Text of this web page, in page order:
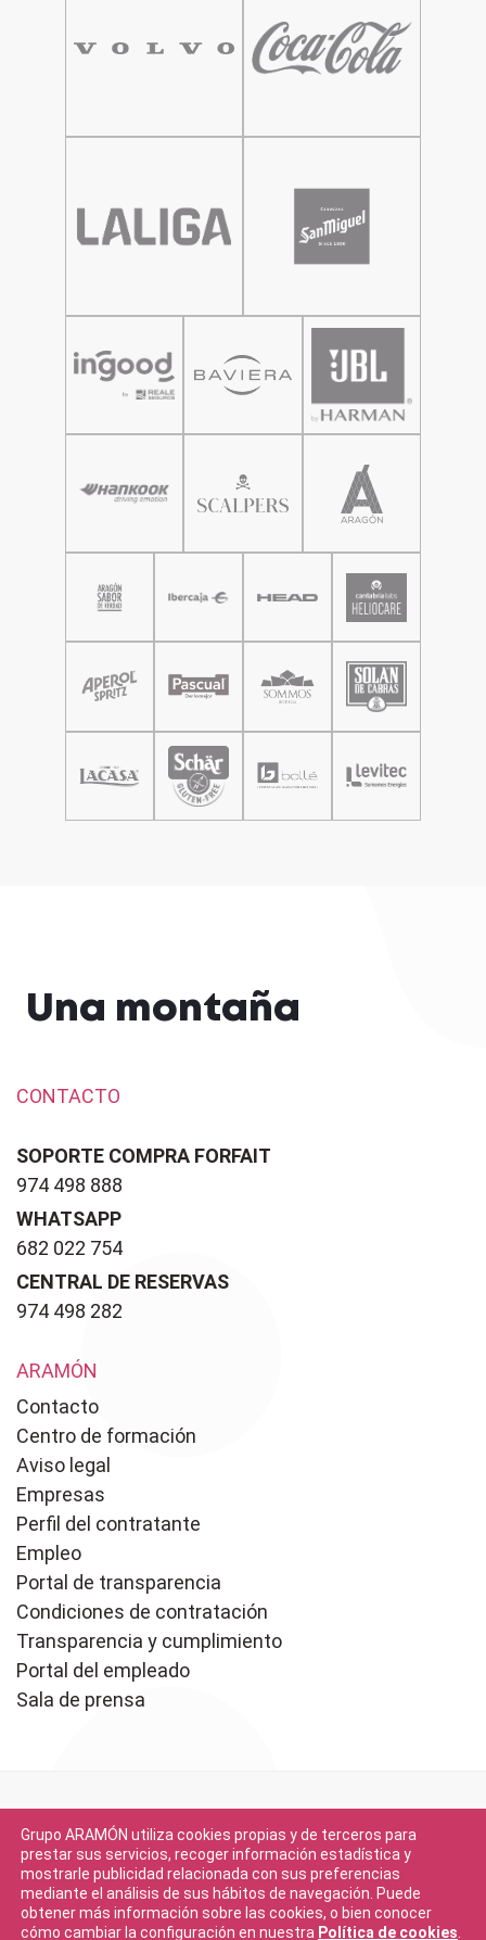
Una montaña
CONTACTO
SOPORTE COMPRA FORFAIT
974 498 888
WHATSAPP
682 022 754
CENTRAL DE RESERVAS
974 498 282
ARAMÓN
Contacto
Centro de formación
Aviso legal
Empresas
Perfil del contratante
Empleo
Portal de transparencia
Condiciones de contratación
Transparencia y cumplimiento
Portal del empleado
Sala de prensa
Descargar en
App Store
Grupo ARAMÓN utiliza cookies propias y de terceros para
prestar sus servicios, recoger información estadística y
mostrarle publicidad relacionada con sus preferencias
mediante el análisis de sus hábitos de navegación. Puede
obtener más información sobre las cookies, o bien conocer
cómo cambiar la configuración en nuestra Política de cookies